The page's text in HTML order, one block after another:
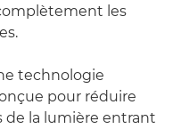
les
technologie
pour réduire
de la lumière entrant